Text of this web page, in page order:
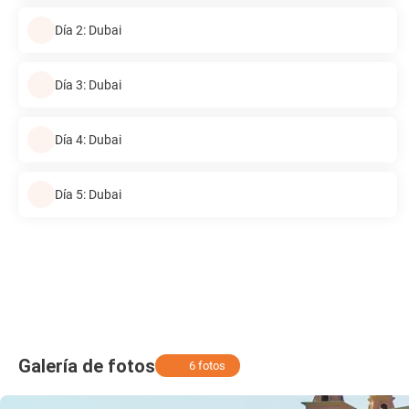
Día 2: Dubai
Día 3: Dubai
Día 4: Dubai
Día 5: Dubai
Galería de fotos 6 fotos